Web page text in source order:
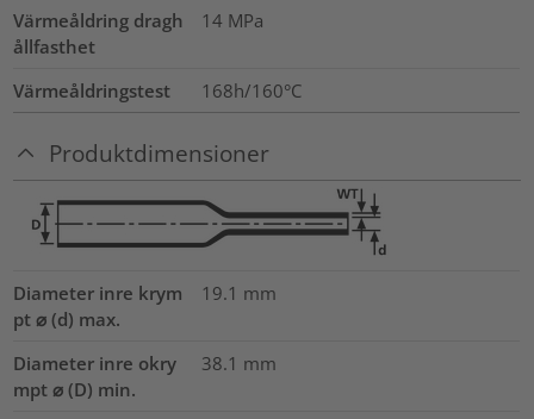
Värmeåldring dragh
ållfasthet
14 MPa
Värmeåldringstest 168h/160°C
Produktdimensioner
Diameter inre krym
pt ⌀ (d) max.
19.1 mm
Diameter inre okry
mpt ⌀ (D) min.
38.1 mm